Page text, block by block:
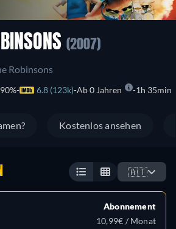
(2007)
Robinsons
90% 6.8 (123k) Ab 0 Jahren 1h 35min
Kostenlos ansehen
🇦🇹
Abonnement
10,99€ / Monat